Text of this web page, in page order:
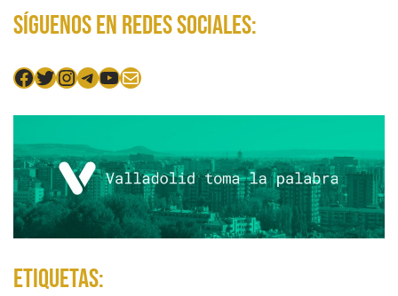
Síguenos en redes sociales:
Facebook
Twitter
Instagram
Telegram
YouTube
Mail
Etiquetas: